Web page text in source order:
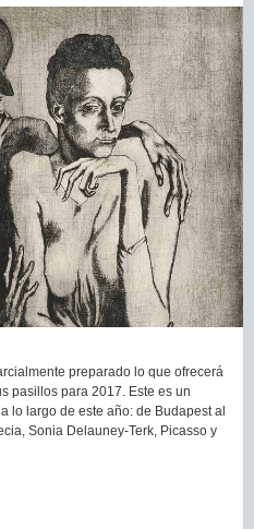
preparado lo que ofrecerá
pasillos para 2017. Este es un
lo largo de este año: de Budapest al
Sonia Delauney-Terk, Picasso y